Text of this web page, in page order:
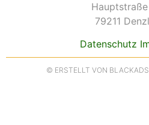
79211
Datenschutz
© ERSTELLT VON